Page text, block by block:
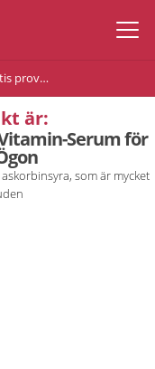
C-Vitamin-Serum för Ansikte/Nacke/Ögon
är:
Serum för
som är mycket